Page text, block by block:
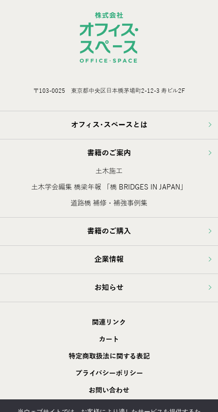
〒103-0025 東京都中央区日本橋茅場町2-12-3 寿ビル2F
オフィス･スペースとは
書籍のご案内
土木施工
土木学会編集 橋梁年報 「橋 BRIDGES IN JAPAN」
道路橋 補修・補強事例集
書籍のご購入
企業情報
お知らせ
関連リンク
カート
特定商取扱法に関する表記
プライバシーポリシー
お問い合わせ
採用情報